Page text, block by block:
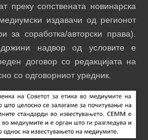
преку сопствената новинарска
издавачи од регионот
за соработка/авторски права).
надвор од условите е
договор со редакцијата на
со одговорниот уредник.